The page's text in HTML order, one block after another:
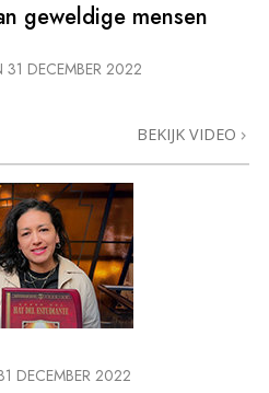
geweldige mensen
31 DECEMBER 2022
BEKIJK VIDEO
DECEMBER 2022